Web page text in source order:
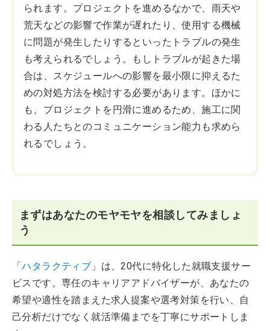
られます。プロジェクトを進めるなかで、雨天や
荒天などの影響で作業が遅れたり、使用する機械
に問題が発生したりするといったトラブルの発生
も考えられるでしょう。もしトラブルが起きた場
合は、スケジュールへの影響を最小限に抑えるた
めの対処方法を検討する必要があります。ほかに
も、プロジェクトを円滑に進めるため、施工に関
わる人たちとのコミュニケーション能力も求めら
れるでしょう。
まずはあなたのモヤモヤを相談してみましょ
う
「ハタラクティブ 」は、20代に特化した就職支援サー
ビスです。専任のキャリアアドバイザーが、あなたの
希望や適性を踏まえた求人提案や選考対策を行い、自
己分析だけでなく就活準備までを丁寧にサポートしま